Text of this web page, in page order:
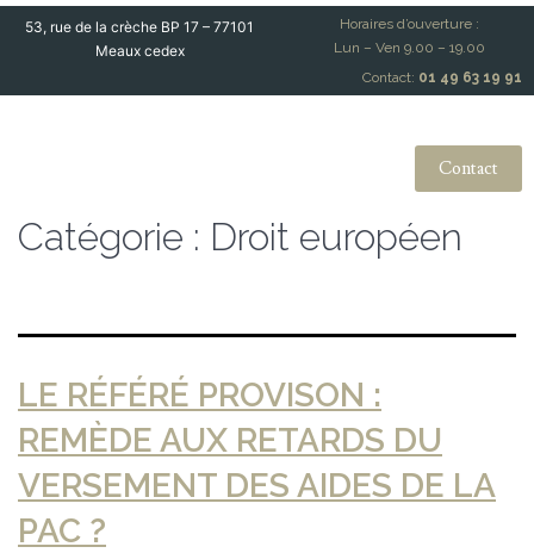
53, rue de la crèche BP 17 – 77101
Meaux cedex
Horaires d’ouverture :
Lun – Ven 9.00 – 19.00
Contact: 01 49 63 19 91
Contact
Catégorie : Droit européen
LE RÉFÉRÉ PROVISON :
REMÈDE AUX RETARDS DU
VERSEMENT DES AIDES DE LA
PAC ?